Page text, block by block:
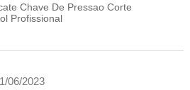
Chave De Pressao Corte
Profissional
06/2023